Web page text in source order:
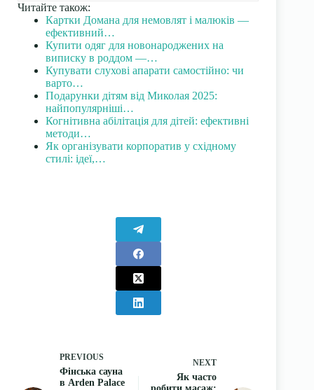
Читайте також:
Картки Домана для немовлят і малюків —
ефективний…
Купити одяг для новонароджених на
виписку в роддом —…
Купувати слухові апарати самостійно: чи
варто…
Подарунки дітям від Миколая 2025:
найпопулярніші…
Когнітивна абілітація для дітей: ефективні
методи…
Як організувати корпоратив у східному
стилі: ідеї,…
PREVIOUS
Фінська сауна
в Arden Palace
NEXT
Як часто